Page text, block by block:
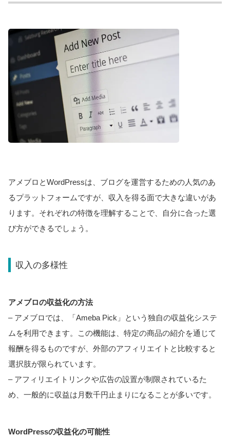
アメブロとWordPressは、ブログを運営するための人気のあ
るプラットフォームですが、収入を得る面で大きな違いがあ
ります。それぞれの特徴を理解することで、自分に合った選
び方ができるでしょう。
収入の多様性
アメブロの収益化の方法
– アメブロでは、「Ameba Pick」という独自の収益化システ
ムを利用できます。この機能は、特定の商品の紹介を通じて
報酬を得るものですが、外部のアフィリエイトと比較すると
選択肢が限られています。
– アフィリエイトリンクや広告の設置が制限されているた
め、一般的に収益は月数千円止まりになることが多いです。
WordPressの収益化の可能性